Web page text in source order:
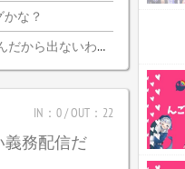
かな？
出ないわけがない
IN：0 / OUT：22
義務配信だ